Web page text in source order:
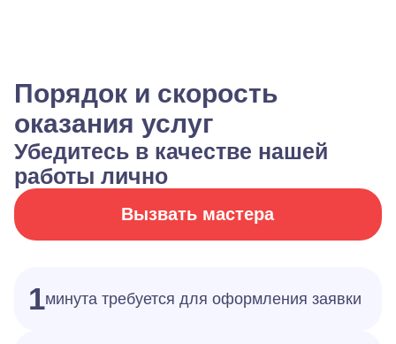
Порядок и скорость
оказания услуг
Убедитесь в качестве нашей
работы лично
Вызвать мастера
1минута требуется для оформления заявки